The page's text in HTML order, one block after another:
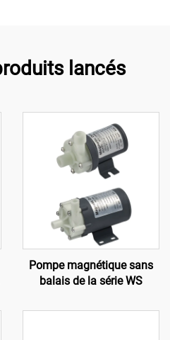
lancés
Pompe magnétique sans
balais de la série WS